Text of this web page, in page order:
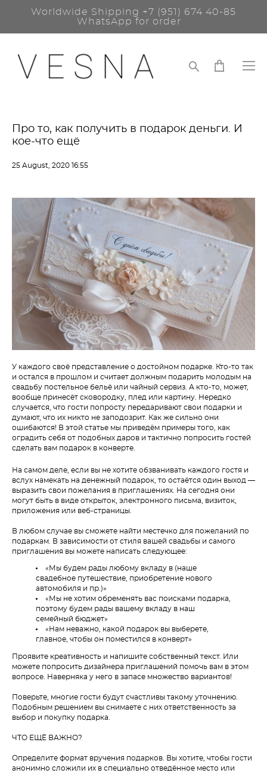
Worldwide Shipping +7 (951) 674 40-85
WhatsApp for order
Про то, как получить в подарок деньги. И
кое-что ещё
25 August, 2020 16:55
У каждого своё представление о достойном подарке. Кто-то так
и остался в прошлом и считает должным подарить молодым на
свадьбу постельное бельё или чайный сервиз. А кто-то, может,
вообще принесёт сковородку, плед или картину.
Нередко
случается, что гости попросту передаривают свои подарки и
думают, что их никто не заподозрит. Как же сильно они
ошибаются! В этой статье мы приведём примеры того, как
оградить себя от подобных даров и тактично попросить гостей
сделать вам подарок в конверте.
На самом деле, если вы не хотите обзванивать каждого гостя и
вслух намекать на денежный подарок, то остаётся один выход —
выразить свои пожелания в приглашениях. На сегодня они
могут быть в виде открыток, электронного письма, визиток,
приложения или веб-страницы.
В любом случае вы сможете найти местечко для пожеланий по
подаркам. В зависимости от стиля вашей свадьбы и самого
приглашения вы можете написать следующее:
«Мы будем рады любому вкладу в (наше
свадебное путешествие, приобретение нового
автомобиля и пр.)»
«Мы не хотим обременять вас поисками подарка,
поэтому будем рады вашему вкладу в наш
семейный бюджет»
«Нам неважно, какой подарок вы выберете,
главное, чтобы он поместился в конверт»
Проявите креативность и напишите собственный текст. Или
можете попросить дизайнера приглашений помочь вам в этом
вопросе. Наверняка у него в запасе множество вариантов!
Поверьте, многие гости будут счастливы такому уточнению.
Подобным решением вы снимаете с них ответственность за
выбор и покупку подарка.
ЧТО ЕЩЁ ВАЖНО?
Определите формат вручения подарков. Вы хотите, чтобы гости
анонимно сложили их в специально отведённое место или